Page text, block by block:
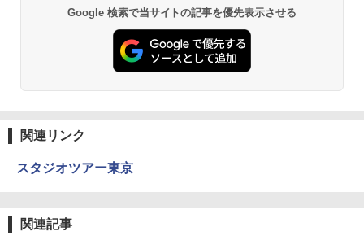
Google 検索で当サイトの記事を優先表示させる
関連リンク
スタジオツアー東京
関連記事